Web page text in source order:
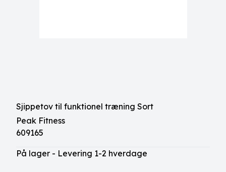
Sjippetov til funktionel træning Sort
Peak Fitness
609165
På lager - Levering 1-2 hverdage